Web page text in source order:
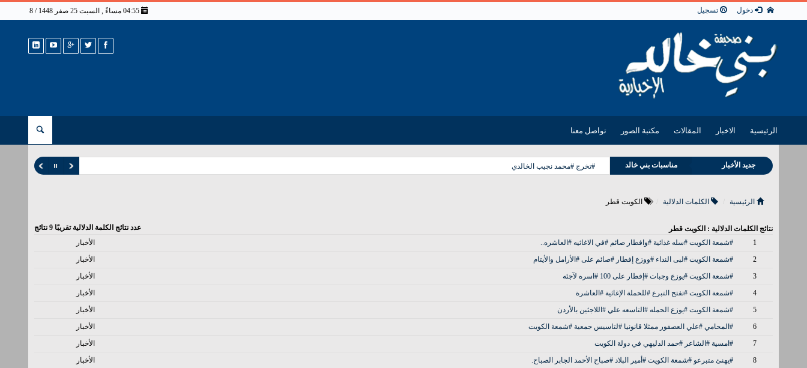
دخول تسجيل
الرئيسية الاخبار المقالات مكتبة الصور تواصل معنا
جديد الأخبار
وفيات بني خالد
مناسبات بني خالد #تخرج #محمد نجيب الخالدي
الرئيسية الكلمات الدلالية الكويت قطر
نتائج الكلمات الدلالية : الكويت قطر عدد نتائج الكلمة الدلالية تقريبًا 9 نتائج
1
#شمعة الكويت #سله غذائية #وافطار صائم #في الاغاثيه #العاشره..
الأخبار
2
#شمعة الكويت #لبى النداء #ووزع إفطار #صائم على #الأرامل والأيتام
الأخبار
3
#شمعة الكويت #يوزع وجبات #إفطار على 100 #اسره لآجئه
الأخبار
4
#شمعة الكويت #تفتح التبرع #للحملة الإغاثية #العاشرة
الأخبار
5
#شمعة الكويت #يوزع الحمله #التاسعه علي #اللاجئين بالأردن
الأخبار
6
#المحامي #علي العصفور ممثلا قانونيا #لتاسيس جمعية #شمعة الكويت
الأخبار
7
#امسية #الشاعر #حمد الدليهي في دولة الكويت
الأخبار
8
#يهنئ متبرعو #شمعة الكويت #أمير البلاد #صباح الأحمد الجابر الصباح.
الأخبار